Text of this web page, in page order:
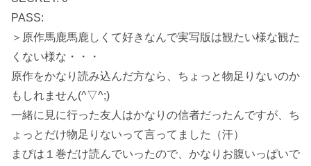
PASS:
＞原作馬鹿馬鹿しくて好きなんで実写版は観たい様な観た
くない様な・・・
原作をかなり読み込んだ方なら、ちょっと物足りないのか
もしれません(^▽^;)
一緒に見に行った友人はかなりの信者だったんですが、ち
ょっとだけ物足りないって言ってました（汗）
まぴは１巻だけ読んでいったので、かなりお腹いっぱいで